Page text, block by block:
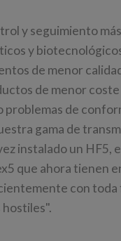
y seguimiento
y
de menor
de menor
de
gama de
instalado un
que ahora tienen
con
hostiles".